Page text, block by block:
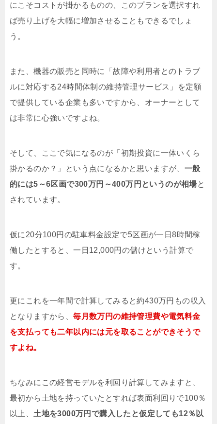
にこそコストが掛かるものの、このプランを選択すれ
ば売り上げを大幅に増加させることもできるでしょ
う。
また、機器の販売と同時に「故障や利用者とのトラブ
ルに対応する24時間体制の維持管理サービス」を定額
で提供している企業も多いですから、オーナーとして
は非常に心強いですよね。
そして、ここで気になるのが「初期投資に一体いくら
掛かるのか？」という点になるかと思いますが、 一般
的には5～6区画で300万円～400万円というのが相場と
されています。
仮に20分100円の駐車料金設定で5区画が一日8時間稼
働したとすると、一日12,000円の儲けという計算で
す。
更にこれを一年間で計算してみると約430万円もの収入
となりますから、毎月数万円の維持管理費や電気料金
を支払っても二年以内には元を取ることができそうで
すよね。
ちなみにこの経営モデルを利回り計算してみますと、
最初から土地を持っていたとすれば表面利回りで100％
以上、 土地を3000万円で購入したと仮定しても12％以